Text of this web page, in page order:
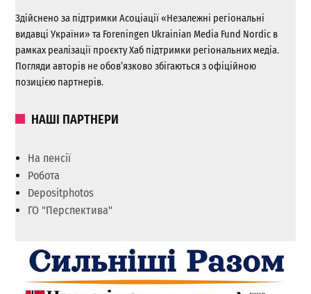
Здійснено за підтримки Асоціації «Незалежні регіональні
видавці України» та Foreningen Ukrainian Media Fund Nordic в
рамках реалізації проєкту Хаб підтримки регіональних медіа.
Погляди авторів не обов’язково збігаються з офіційною
позицією партнерів.
НАШІ ПАРТНЕРИ
На пенсії
Робота
Depositphotos
ГО "Перспектива"